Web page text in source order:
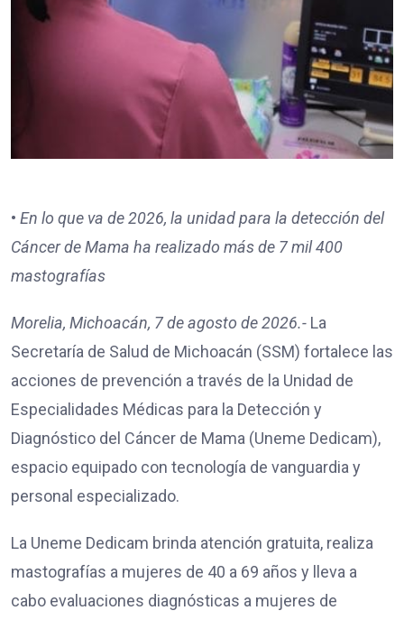
•⁠ ⁠En lo que va de 2026, la unidad para la detección del
Cáncer de Mama ha realizado más de 7 mil 400
mastografías
Morelia, Michoacán, 7 de agosto de 2026.- La
Secretaría de Salud de Michoacán (SSM) fortalece las
acciones de prevención a través de la Unidad de
Especialidades Médicas para la Detección y
Diagnóstico del Cáncer de Mama (Uneme Dedicam),
espacio equipado con tecnología de vanguardia y
personal especializado.
La Uneme Dedicam brinda atención gratuita, realiza
mastografías a mujeres de 40 a 69 años y lleva a
cabo evaluaciones diagnósticas a mujeres de